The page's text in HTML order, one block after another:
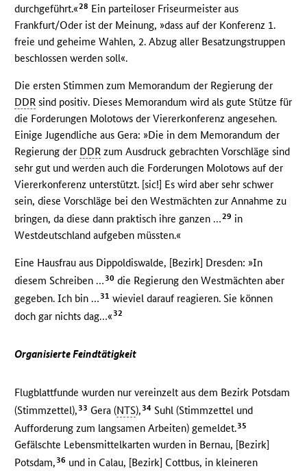
durchgeführt.«28 Ein parteiloser Friseurmeister aus
Frankfurt/Oder ist der Meinung, »dass auf der Konferenz 1.
freie und geheime Wahlen, 2. Abzug aller Besatzungstruppen
beschlossen werden soll«.
Die ersten Stimmen zum Memorandum der Regierung der
DDR sind positiv. Dieses Memorandum wird als gute Stütze für
die Forderungen Molotows der Viererkonferenz angesehen.
Einige Jugendliche aus Gera: »Die in dem Memorandum der
Regierung der DDR zum Ausdruck gebrachten Vorschläge sind
sehr gut und werden auch die Forderungen Molotows auf der
Viererkonferenz unterstützt. [sic!] Es wird aber sehr schwer
sein, diese Vorschläge bei den Westmächten zur Annahme zu
bringen, da diese dann praktisch ihre ganzen …29 in
Westdeutschland aufgeben müssten.«
Eine Hausfrau aus Dippoldiswalde, [Bezirk] Dresden: »In
diesem Schreiben … 30 die Regierung den Westmächten aber
gegeben. Ich bin … 31 wieviel darauf reagieren. Sie können
doch gar nichts dag…«32
Organisierte Feindtätigkeit
Flugblattfunde wurden nur vereinzelt aus dem Bezirk Potsdam
(Stimmzettel),33 Gera (NTS),34 Suhl (Stimmzettel und
Aufforderung zum langsamen Arbeiten) gemeldet.35
Gefälschte Lebensmittelkarten wurden in Bernau, [Bezirk]
Potsdam,36 und in Calau, [Bezirk] Cottbus, in kleineren